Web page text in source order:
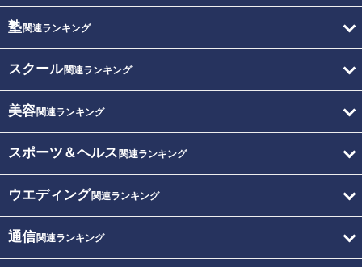
塾関連ランキング
スクール関連ランキング
美容関連ランキング
スポーツ＆ヘルス 関連ランキング
ウエディング関連ランキング
通信関連ランキング